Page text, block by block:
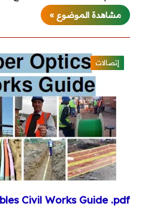
مشاهدة الموضوع »
إتصالات
Civil Works Guide .pdf